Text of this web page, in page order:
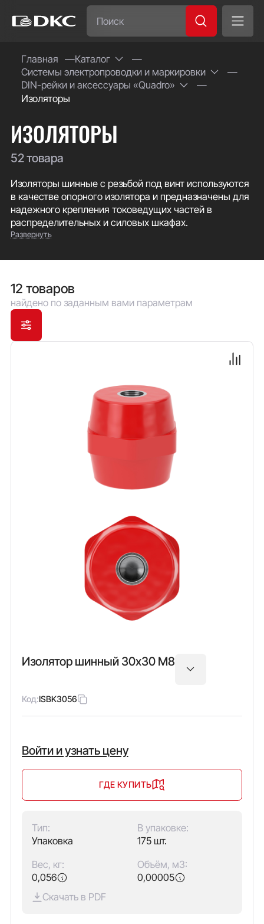
Главная
Каталог
Системы электропроводки и маркировки
DIN-рейки и аксессуары «Quadro»
Изоляторы
ИЗОЛЯТОРЫ
52 товара
Изоляторы шинные с резьбой под винт используются
в качестве опорного изолятора и предназначены для
надежного крепления токоведущих частей в
распределительных и силовых шкафах.
армированным стекловолокном, обладающего
Развернуть
12 товаров
найдено по заданным вами параметрам
Изолятор шинный 30х30 М8
Код:ISBK3056
Войти и узнать цену
ГДЕ КУПИТЬ
Тип:
Упаковка
В упаковке:
175 шт.
Вес, кг:
0,056
Объём, м3:
0,00005
Скачать в PDF
Часто ищут:
Специсполнение